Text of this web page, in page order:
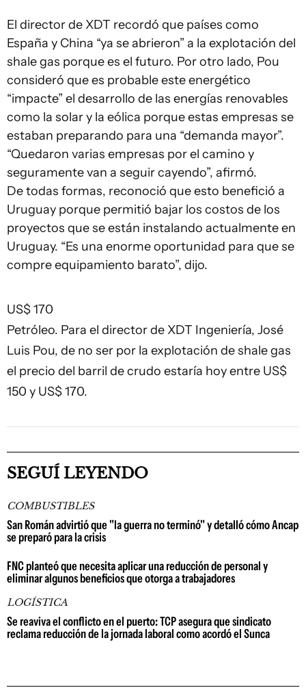
El director de XDT recordó que países como
España y China “ya se abrieron” a la explotación del
shale gas porque es el futuro. Por otro lado, Pou
consideró que es probable este energético
“impacte” el desarrollo de las energías renovables
como la solar y la eólica porque estas empresas se
estaban preparando para una “demanda mayor”.
“Quedaron varias empresas por el camino y
seguramente van a seguir cayendo”, afirmó.
De todas formas, reconoció que esto benefició a
Uruguay porque permitió bajar los costos de los
proyectos que se están instalando actualmente en
Uruguay. “Es una enorme oportunidad para que se
compre equipamiento barato”, dijo.
US$ 170
Petróleo. Para el director de XDT Ingeniería, José
Luis Pou, de no ser por la explotación de shale gas
el precio del barril de crudo estaría hoy entre US$
150 y US$ 170.
SEGUÍ LEYENDO
COMBUSTIBLES
San Román advirtió que "la guerra no terminó" y detalló cómo Ancap
se preparó para la crisis
FNC planteó que necesita aplicar una reducción de personal y
eliminar algunos beneficios que otorga a trabajadores
LOGÍSTICA
Se reaviva el conflicto en el puerto: TCP asegura que sindicato
reclama reducción de la jornada laboral como acordó el Sunca